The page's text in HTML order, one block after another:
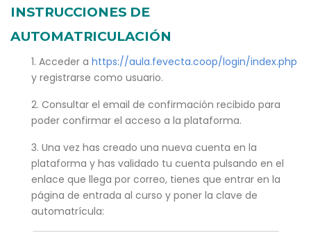
INSTRUCCIONES DE
AUTOMATRICULACIÓN
1. Acceder a https://aula.fevecta.coop/login/index.php
y registrarse como usuario.
2. Consultar el email de confirmación recibido para
poder confirmar el acceso a la plataforma.
3. Una vez has creado una nueva cuenta en la
plataforma y has validado tu cuenta pulsando en el
enlace que llega por correo, tienes que entrar en la
página de entrada al curso y poner la clave de
automatrícula: